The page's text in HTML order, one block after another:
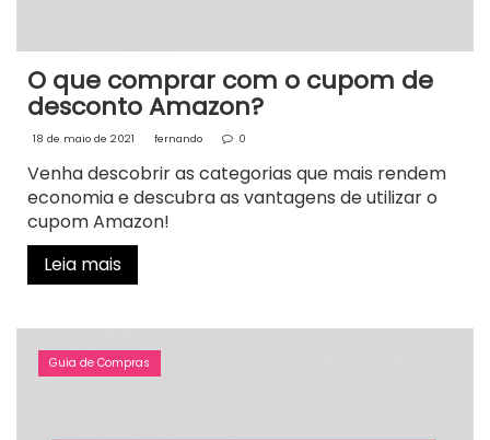
O que comprar com o cupom de
desconto Amazon?
18 de maio de 2021 fernando 0
Venha descobrir as categorias que mais rendem
economia e descubra as vantagens de utilizar o
cupom Amazon!
Leia mais
Guia de Compras